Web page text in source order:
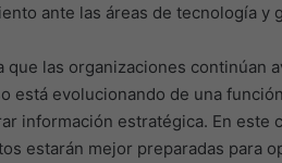
ante las áreas de tecnología y
que las organizaciones continúan
está evolucionando de una
información estratégica. En este
estarán mejor preparadas para